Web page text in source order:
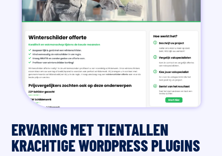
ERVARING MET TIENTALLEN
KRACHTIGE WORDPRESS PLUGINS